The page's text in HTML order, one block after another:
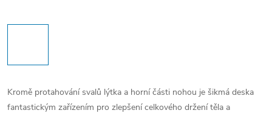
Kromě protahování svalů lýtka a horní části nohou je šikmá deska
fantastickým zařízením pro zlepšení celkového držení těla a